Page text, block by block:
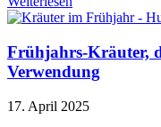
Frühjahrs-Kräuter,
Verwendung
17. April 2025